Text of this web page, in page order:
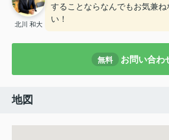
北川 和大
することならなんでもお気兼ね
い！
無料 お問い合わ
地図